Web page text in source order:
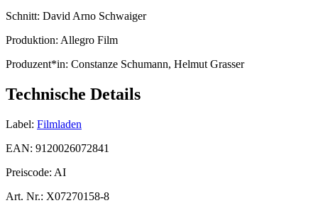
Schnitt: David Arno Schwaiger
Produktion: Allegro Film
Produzent*in: Constanze Schumann, Helmut Grasser
Technische Details
Label: Filmladen
EAN: 9120026072841
Preiscode: AI
Art. Nr.: X07270158-8